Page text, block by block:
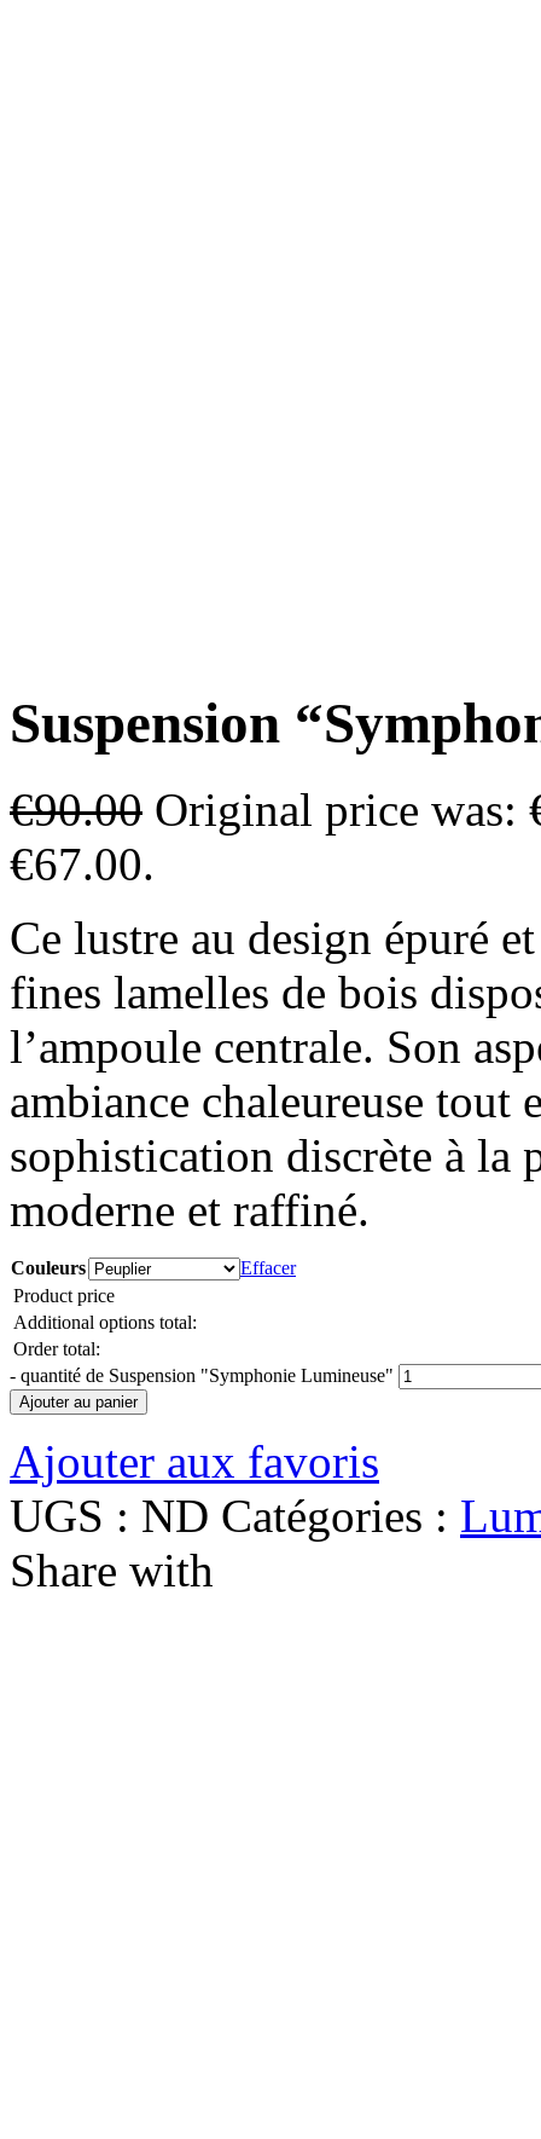
Suspension
€90.00 Original price was:
€67.00.
Ce lustre au design épuré
fines lamelles de bois
l’ampoule centrale. Son
ambiance chaleureuse tout
sophistication discrète à la
moderne et raffiné.
Couleurs
Effacer
Product price
Additional options total:
Order total:
- quantité de Suspension "Symphonie Lumineuse"
Ajouter au panier
Ajouter aux favoris
UGS : ND Catégories :
Share with